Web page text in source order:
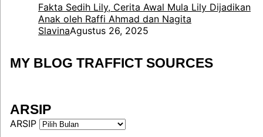
Fakta Sedih Lily, Cerita Awal Mula Lily Dijadikan
Anak oleh Raffi Ahmad dan Nagita
SlavinaAgustus 26, 2025
MY BLOG TRAFFICT SOURCES
ARSIP
ARSIP